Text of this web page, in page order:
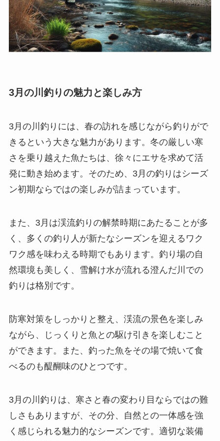
3月の川釣りの魅力と楽しみ方
3月の川釣りには、春の訪れを感じながら釣りがで
きるという大きな魅力があります。冬の厳しい寒
さを乗り越えた魚たちは、徐々にエサを求めて活
発に動き始めます。そのため、3月の釣りはシーズ
ン初期ならではの楽しみが詰まっています。
また、3月は渓流釣りの解禁時期にあたることが多
く、多くの釣り人が新たなシーズンを迎えるワク
ワク感を味わえる時期でもあります。釣り場の自
然環境も美しく、雪解け水が流れる澄んだ川での
釣りは格別です。
防寒対策をしっかりと整え、渓流の景色を楽しみ
ながら、じっくりと魚との駆け引きを楽しむこと
ができます。また、釣った魚をその場で焼いて食
べるのも醍醐味のひとつです。
3月の川釣りは、寒さと春の変わり目ならではの難
しさもありますが、その分、自然との一体感を強
く感じられる魅力的なシーズンです。適切な装備